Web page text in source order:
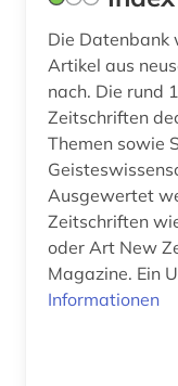
patente (1)
perth (1)
Die Datenbank
Artikel aus
nach. Die rund
Zeitschriften
Themen sowie
Ausgewertet
Zeitschriften
oder Art New
Magazine. Ein
Informationen